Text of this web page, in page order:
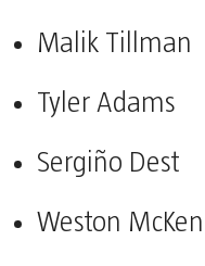
Malik Tillman
Tyler Adams
Sergiño Dest
Weston